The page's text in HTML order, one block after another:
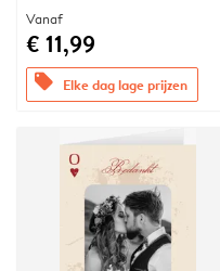
Vanaf
€ 11,99
offers Elke dag lage prijzen